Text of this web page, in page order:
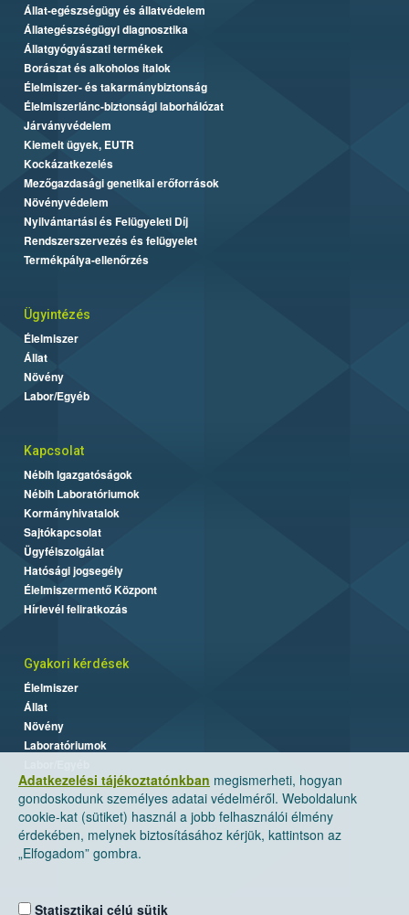
Adatkezelési tájékoztatónkban megismerheti, hogyan
gondoskodunk személyes adatai védelméről. Weboldalunk
cookie-kat (sütiket) használ a jobb felhasználói élmény
érdekében, melynek biztosításához kérjük, kattintson az
„Elfogadom” gombra.
Statisztikai célú sütik
Állat-egészségügy és állatvédelem
Állategészségügyi diagnosztika
Állatgyógyászati termékek
Borászat és alkoholos italok
Élelmiszer- és takarmánybiztonság
Élelmiszerlánc-biztonsági laborhálózat
Járványvédelem
Kiemelt ügyek, EUTR
Kockázatkezelés
Mezőgazdasági genetikai erőforrások
Növényvédelem
Nyilvántartási és Felügyeleti Díj
Rendszerszervezés és felügyelet
Termékpálya-ellenőrzés
Ügyintézés
Élelmiszer
Állat
Növény
Labor/Egyéb
Kapcsolat
Nébih Igazgatóságok
Nébih Laboratóriumok
Kormányhivatalok
Sajtókapcsolat
Ügyfélszolgálat
Hatósági jogsegély
Élelmiszermentő Központ
Hírlevél feliratkozás
Gyakori kérdések
Élelmiszer
Állat
Növény
Laboratóriumok